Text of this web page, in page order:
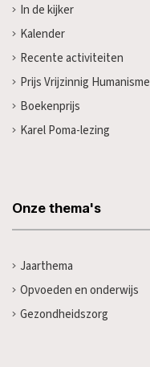
In de kijker
Kalender
Recente activiteiten
Prijs Vrijzinnig Humanisme
Boekenprijs
Karel Poma-lezing
Onze thema's
Jaarthema
Opvoeden en onderwijs
Gezondheidszorg